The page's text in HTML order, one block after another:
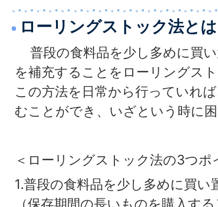
ローリングストック法と
普段の食料品を少し多めに買
を補充することをローリングス
この方法を日常から行っていれ
むことができ、いざという時に
＜ローリングストック法の3つポ
1.普段の食料品を少し多めに買い